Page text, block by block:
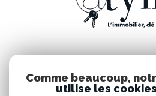
Espace
Comme beaucoup,
utilise les cookies